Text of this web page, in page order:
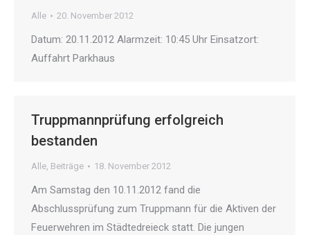
Alle 20. November 2012
Datum: 20.11.2012 Alarmzeit: 10:45 Uhr Einsatzort:
Auffahrt Parkhaus
Truppmannprüfung erfolgreich
bestanden
Alle, Beiträge 18. November 2012
Am Samstag den 10.11.2012 fand die
Abschlussprüfung zum Truppmann für die Aktiven der
Feuerwehren im Städtedreieck statt. Die jungen